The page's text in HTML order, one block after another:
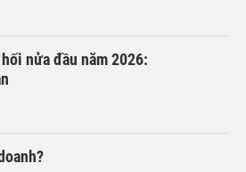
nửa đầu năm 2026: